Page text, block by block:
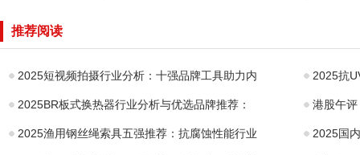
C8C智能家居摄
推荐阅读
2025短视频拍摄行业分析：十强品牌工具助力内 2025抗
2025BR板式换热器行业分析与优选品牌推荐： 港股午
2025渔用钢丝绳索具五强推荐：抗腐蚀性能行业 2025国